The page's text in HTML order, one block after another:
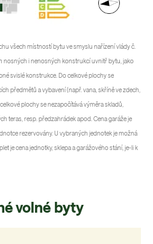
všech místností bytu ve smyslu nařízení vlády č.
nosných i nenosných konstrukcí uvnitř bytu, jako
svislé konstrukce. Do celkové plochy se
předmětů a vybavení (např. vana, skříně ve zdech,
plochy se nezapočítává výměra skladů,
teras, resp. předzahrádek apod. Cena garáže je
rezervovány. U vybraných jednotek je možná
je cena jednotky, sklepa a garážového stání, je-li k
volné byty